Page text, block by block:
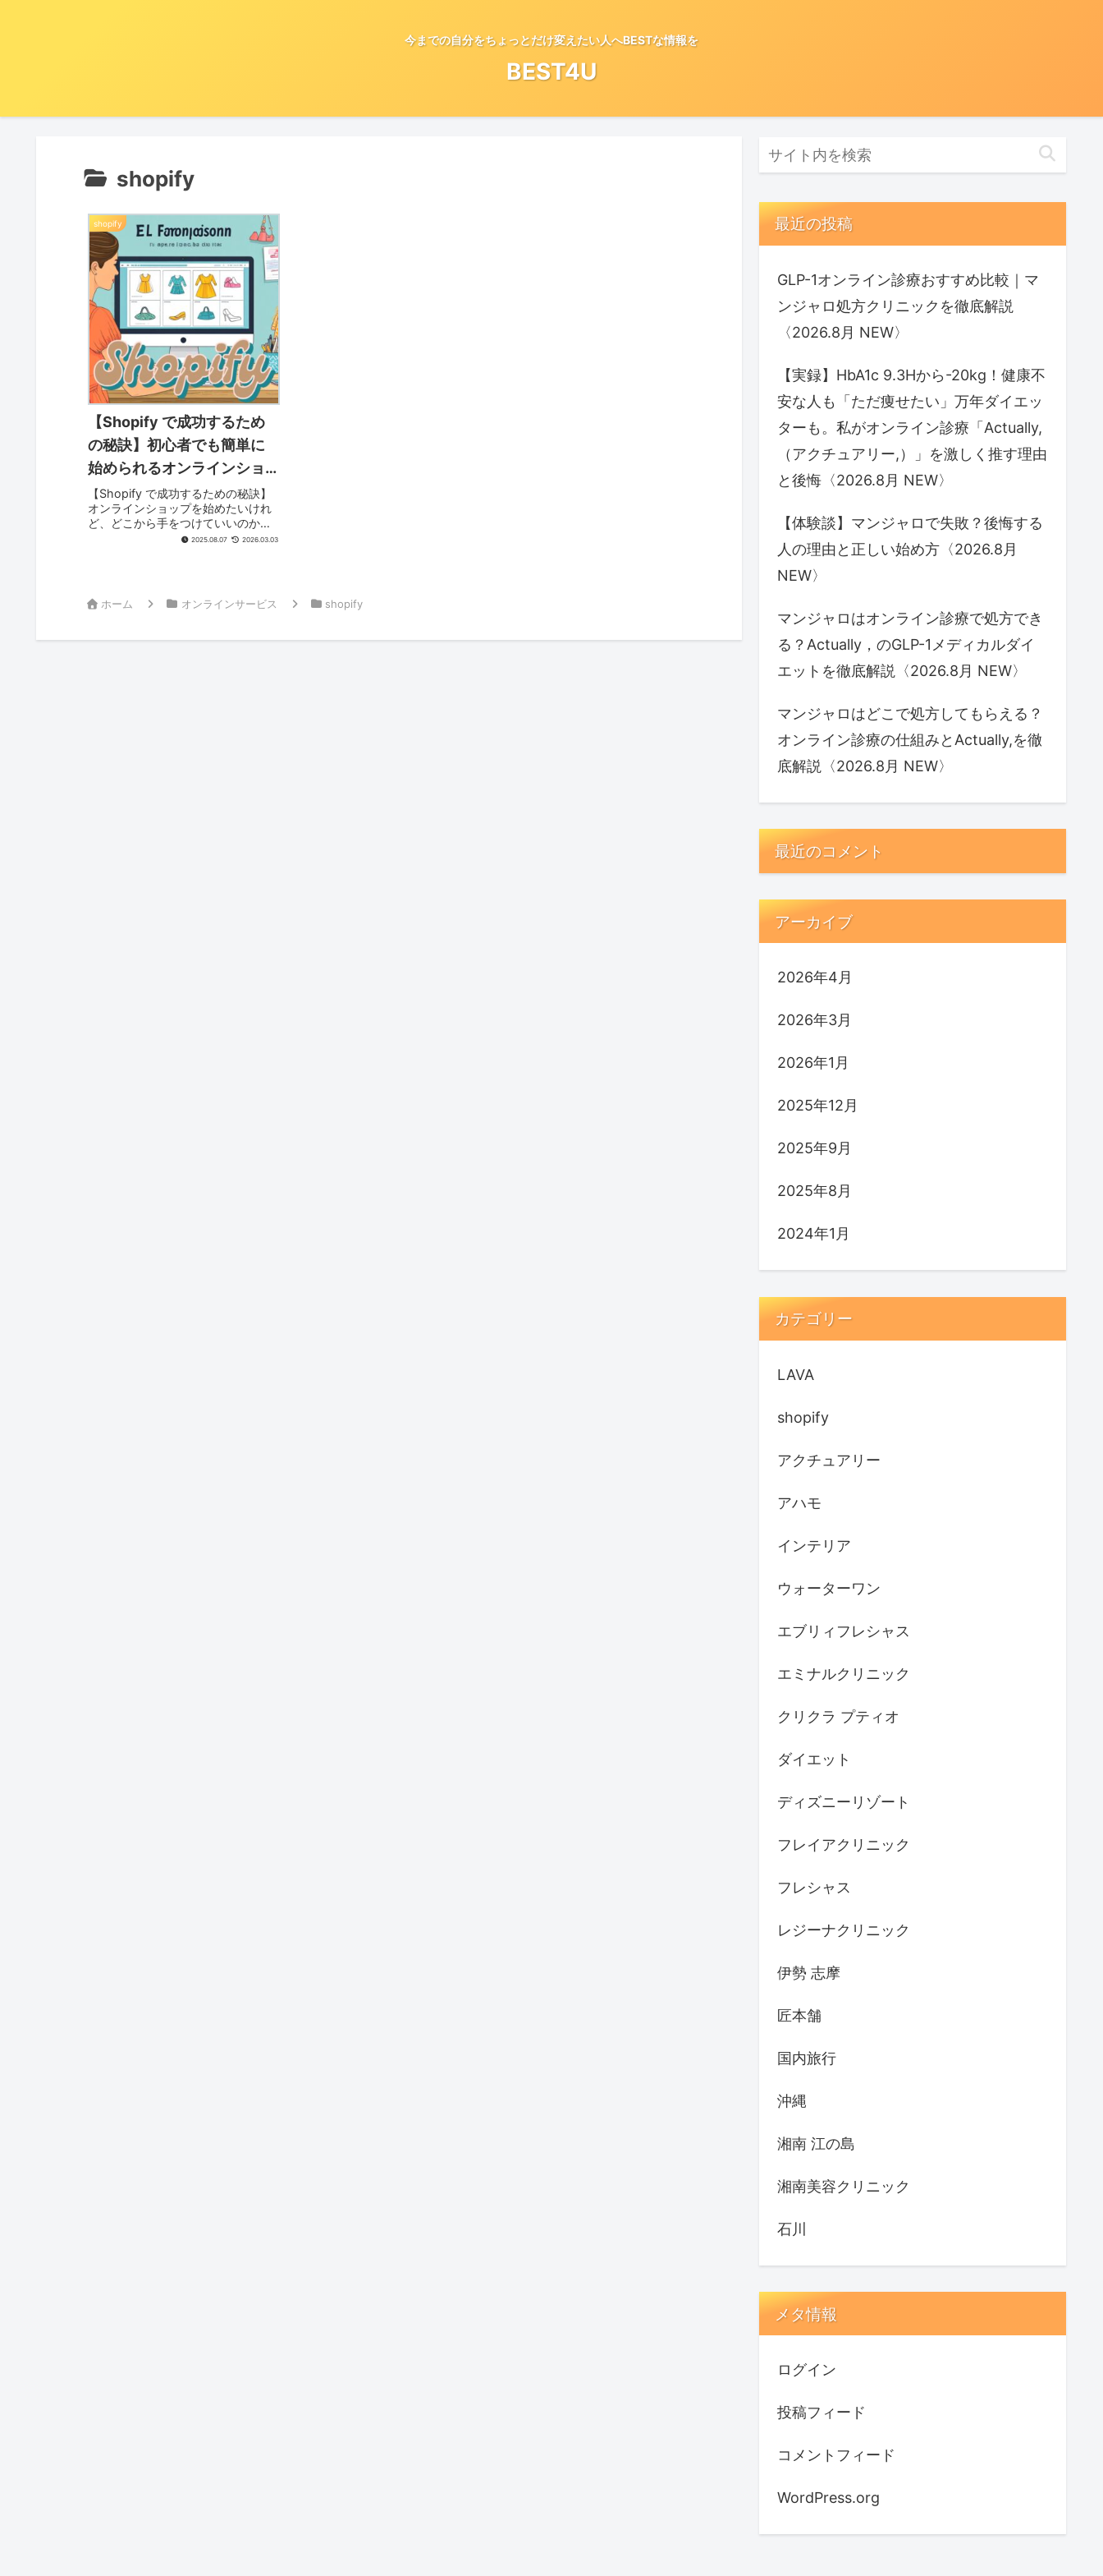
今までの自分をちょっとだけ変えたい人へBESTな情報を
BEST4U
shopify
shopify
【Shopify で成功するため
の秘訣】初心者でも簡単に
始められるオンラインショ
ップの作り方【BASICプラ
ン】年払いなら25％OFF♪の
43,800円（1月あたり3,650
♪〈2026.3月 NEW〉
【Shopify で成功するための秘訣】
オンラインショップを始めたいけれ
ど、どこから手をつけていいのかわ
からない。そんなあなたにぴったり
ンライン...
2025.08.07 2026.03.03
ホーム オンラインサービス shopify
最近の投稿
GLP-1オンライン診療おすすめ比較｜マ
ンジャロ処方クリニックを徹底解説
〈2026.8月 NEW〉
【実録】HbA1c 9.3Hから-20kg！健康不
安な人も「ただ痩せたい」万年ダイエッ
ターも。私がオンライン診療「Actually,
（アクチュアリー,）」を激しく推す理由
と後悔〈2026.8月 NEW〉
【体験談】マンジャロで失敗？後悔する
人の理由と正しい始め方〈2026.8月
NEW〉
マンジャロはオンライン診療で処方でき
る？Actually，のGLP-1メディカルダイ
エットを徹底解説〈2026.8月 NEW〉
マンジャロはどこで処方してもらえる？
オンライン診療の仕組みとActually,を徹
底解説〈2026.8月 NEW〉
最近のコメント
アーカイブ
2026年4月
2026年3月
2026年1月
2025年12月
2025年9月
2025年8月
2024年1月
カテゴリー
LAVA
shopify
アクチュアリー
アハモ
インテリア
ウォーターワン
エブリィフレシャス
エミナルクリニック
クリクラ プティオ
ダイエット
ディズニーリゾート
フレイアクリニック
フレシャス
レジーナクリニック
伊勢 志摩
匠本舗
国内旅行
沖縄
湘南 江の島
湘南美容クリニック
石川
メタ情報
ログイン
投稿フィード
コメントフィード
WordPress.org